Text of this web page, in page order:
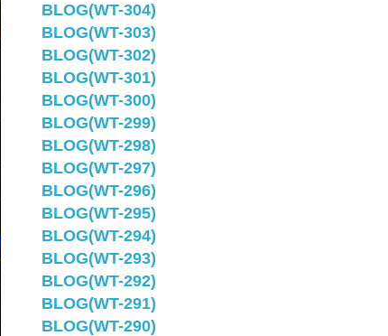
BLOG(WT-304)
BLOG(WT-303)
BLOG(WT-302)
BLOG(WT-301)
BLOG(WT-300)
BLOG(WT-299)
BLOG(WT-298)
BLOG(WT-297)
BLOG(WT-296)
BLOG(WT-295)
BLOG(WT-294)
BLOG(WT-293)
BLOG(WT-292)
BLOG(WT-291)
BLOG(WT-290)